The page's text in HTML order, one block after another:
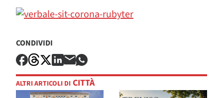
CONDIVIDI
ALTRI ARTICOLI DI CITTÀ